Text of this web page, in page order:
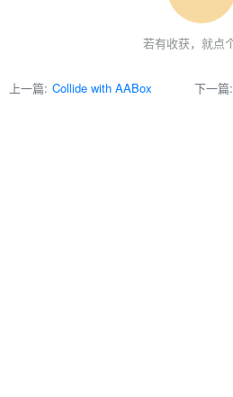
若有收获，就点
上一篇: Collide with AABox 下一篇: